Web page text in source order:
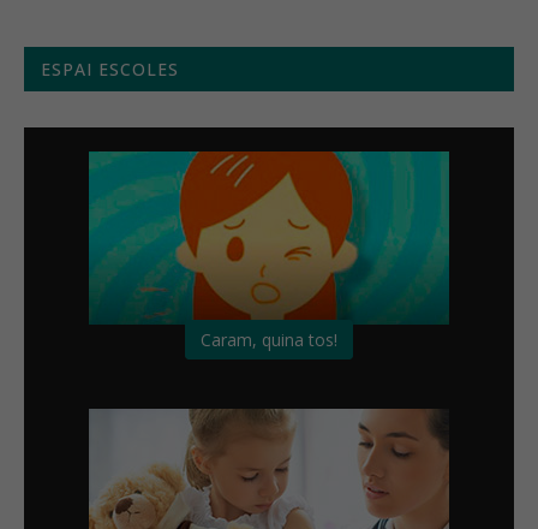
ESPAI ESCOLES
Caram, quina tos!